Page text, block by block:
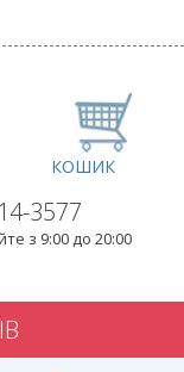
3577
з 9:00 до 20:00
КОШИК